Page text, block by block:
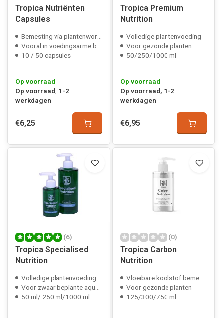
Tropica Nutriënten
Capsules
Bemesting via plantenwortels
Vooral in voedingsarme bodem
10 / 50 capsules
Op voorraad
Op voorraad, 1-2
werkdagen
€6,25
Tropica Premium
Nutrition
Volledige plantenvoeding
Voor gezonde planten
50/250/1000 ml
Op voorraad
Op voorraad, 1-2
werkdagen
€6,95
(6)
Tropica Specialised
Nutrition
Volledige plantenvoeding
Voor zwaar beplante aquaria
50 ml/ 250 ml/1000 ml
(0)
Tropica Carbon
Nutrition
Vloeibare koolstof bemesting
Voor gezonde planten
125/300/750 ml